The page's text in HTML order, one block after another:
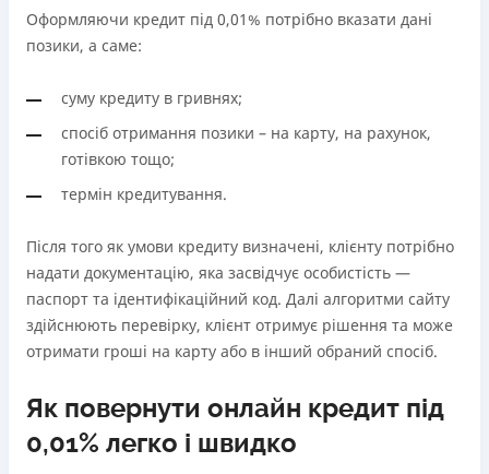
Оформляючи кредит під 0,01% потрібно вказати дані
позики, а саме:
суму кредиту в гривнях;
спосіб отримання позики – на карту, на рахунок,
готівкою тощо;
термін кредитування.
Після того як умови кредиту визначені, клієнту потрібно
надати документацію, яка засвідчує особистість —
паспорт та ідентифікаційний код. Далі алгоритми сайту
здійснюють перевірку, клієнт отримує рішення та може
отримати гроші на карту або в інший обраний спосіб.
Як повернути онлайн кредит під
0,01% легко і швидко